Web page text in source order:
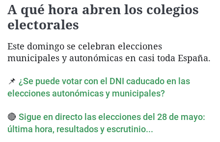
A qué hora abren los colegios
electorales
Este domingo se celebran elecciones
municipales y autonómicas en casi toda España.
📌 ¿Se puede votar con el DNI caducado en las
elecciones autonómicas y municipales?
🔴 Sigue en directo las elecciones del 28 de mayo:
última hora, resultados y escrutinio...